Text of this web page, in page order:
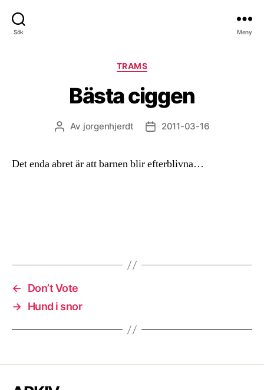
Sök Meny
Kategorier
TRAMS
Bästa ciggen
Inläggsförfattare
Av jorgenhjerdt Inläggsdatum
2011-03-16
Det enda abret är att barnen blir efterblivna…
←
Don’t Vote
→ Hund i snor